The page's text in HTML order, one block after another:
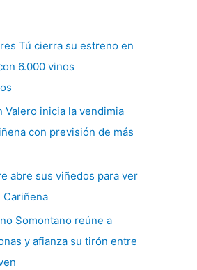
Tú cierra su estreno en
6.000 vinos
Valero inicia la vendimia
con previsión de más
abre sus viñedos para ver
Somontano reúne a
y afianza su tirón entre